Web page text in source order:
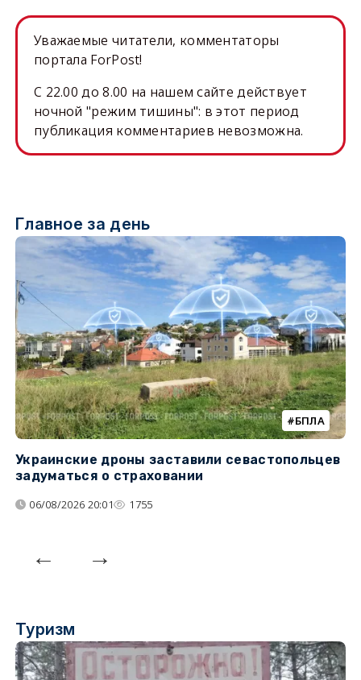
Уважаемые читатели, комментаторы
портала ForPost!
C 22.00 до 8.00 на нашем сайте действует
ночной "режим тишины": в этот период
публикация комментариев невозможна.
Главное за день
БПЛА
Украинские дроны заставили севастопольцев
задуматься о страховании
06/08/2026 20:01 1755
Туризм